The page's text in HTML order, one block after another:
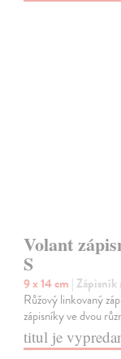
Volant
S
9 x 14 cm |
Růžový linkovaný
zápisníky ve dvou
titul je